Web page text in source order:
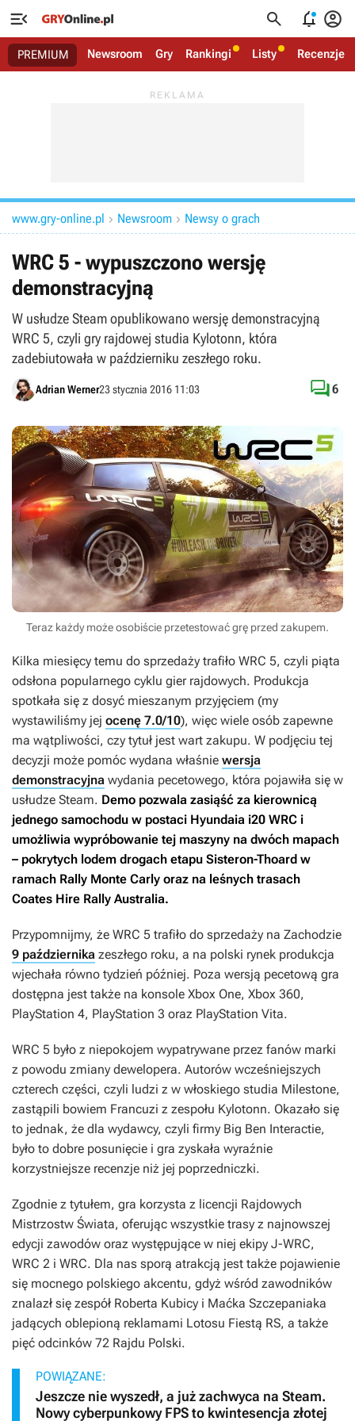
   
PREMIUM Newsroom Gry Rankingi Listy Recenzje
www.gry-online.pl  Newsroom  Newsy o grach
WRC 5 - wypuszczono wersję
demonstracyjną
W usłudze Steam opublikowano wersję demonstracyjną
WRC 5, czyli gry rajdowej studia Kylotonn, która
zadebiutowała w październiku zeszłego roku.
Adrian Werner23 stycznia 2016 11:03 6
Teraz każdy może osobiście przetestować grę przed zakupem.
Kilka miesięcy temu do sprzedaży trafiło WRC 5, czyli piąta
odsłona popularnego cyklu gier rajdowych. Produkcja
spotkała się z dosyć mieszanym przyjęciem (my
wystawiliśmy jej ocenę 7.0/10), więc wiele osób zapewne
ma wątpliwości, czy tytuł jest wart zakupu. W podjęciu tej
decyzji może pomóc wydana właśnie wersja
demonstracyjna wydania pecetowego, która pojawiła się w
usłudze Steam. Demo pozwala zasiąść za kierownicą
jednego samochodu w postaci Hyundaia i20 WRC i
umożliwia wypróbowanie tej maszyny na dwóch mapach
– pokrytych lodem drogach etapu Sisteron-Thoard w
ramach Rally Monte Carly oraz na leśnych trasach
Coates Hire Rally Australia.
Przypomnijmy, że WRC 5 trafiło do sprzedaży na Zachodzie
9 października zeszłego roku, a na polski rynek produkcja
wjechała równo tydzień później. Poza wersją pecetową gra
dostępna jest także na konsole Xbox One, Xbox 360,
PlayStation 4, PlayStation 3 oraz PlayStation Vita.
WRC 5 było z niepokojem wypatrywane przez fanów marki
z powodu zmiany dewelopera. Autorów wcześniejszych
czterech części, czyli ludzi z w włoskiego studia Milestone,
zastąpili bowiem Francuzi z zespołu Kylotonn. Okazało się
to jednak, że dla wydawcy, czyli firmy Big Ben Interactie,
było to dobre posunięcie i gra zyskała wyraźnie
korzystniejsze recenzje niż jej poprzedniczki.
Zgodnie z tytułem, gra korzysta z licencji Rajdowych
Mistrzostw Świata, oferując wszystkie trasy z najnowszej
edycji zawodów oraz występujące w niej ekipy J-WRC,
WRC 2 i WRC. Dla nas sporą atrakcją jest także pojawienie
się mocnego polskiego akcentu, gdyż wśród zawodników
znalazł się zespół Roberta Kubicy i Maćka Szczepaniaka
jadących oblepioną reklamami Lotosu Fiestą RS, a także
pięć odcinków 72 Rajdu Polski.
POWIĄZANE:
Jeszcze nie wyszedł, a już zachwyca na Steam.
Nowy cyberpunkowy FPS to kwintesencja złotej